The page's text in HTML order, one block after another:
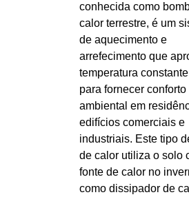
conhecida como
calor terrestre, é um
de aquecimento e
arrefecimento que
temperatura
para fornecer conforto
ambiental em
edifícios comerciais e
industriais. Este tipo
de calor utiliza o solo
fonte de calor no
como dissipador de